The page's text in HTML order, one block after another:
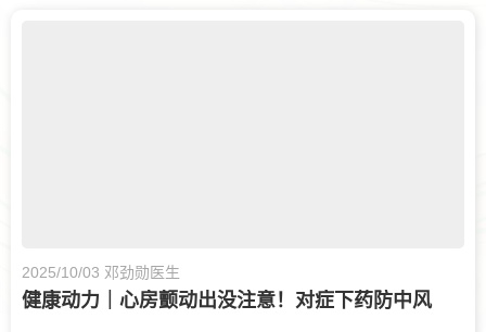
2025/10/03 邓劲勋医生
健康动力｜心房颤动出没注意！对症下药防中风